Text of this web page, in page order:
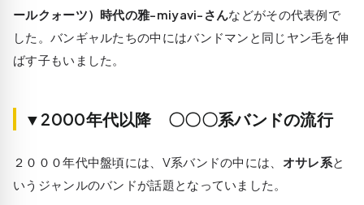
ールクォーツ）時代の雅-miyavi-さんなどがその代表例で
した。バンギャルたちの中にはバンドマンと同じヤン毛を伸
ばす子もいました。
▼2000年代以降 〇〇〇系バンドの流行
２０００年代中盤頃には、V系バンドの中には、 オサレ系と
いうジャンルのバンドが話題となっていました。